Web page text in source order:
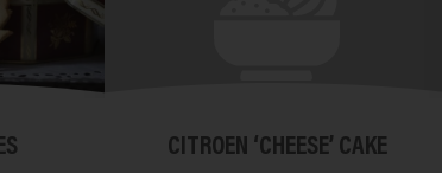
CITROEN ‘CHEESE’ CAKE